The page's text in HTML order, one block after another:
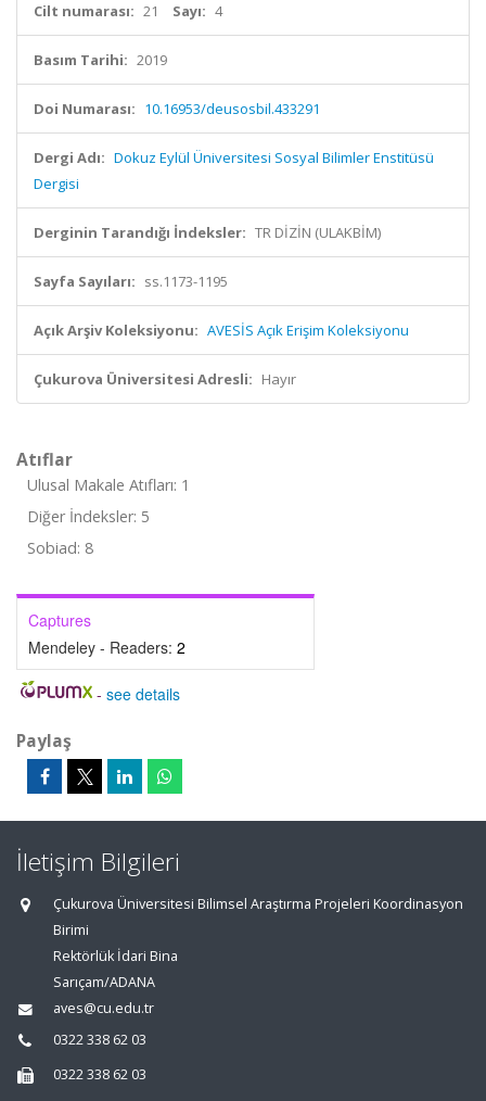
Cilt numarası: 21 Sayı: 4
Basım Tarihi: 2019
Doi Numarası: 10.16953/deusosbil.433291
Dergi Adı: Dokuz Eylül Üniversitesi Sosyal Bilimler Enstitüsü
Dergisi
Derginin Tarandığı İndeksler: TR DİZİN (ULAKBİM)
Sayfa Sayıları: ss.1173-1195
Açık Arşiv Koleksiyonu: AVESİS Açık Erişim Koleksiyonu
Çukurova Üniversitesi Adresli: Hayır
Atıflar
Ulusal Makale Atıfları: 1
Diğer İndeksler: 5
Sobiad: 8
Captures
Mendeley - Readers: 2
- see details
Paylaş
İletişim Bilgileri
Çukurova Üniversitesi Bilimsel Araştırma Projeleri Koordinasyon
Birimi
Rektörlük İdari Bina
Sarıçam/ADANA
aves@cu.edu.tr
0322 338 62 03
0322 338 62 03